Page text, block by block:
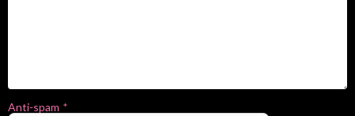
Anti-spam